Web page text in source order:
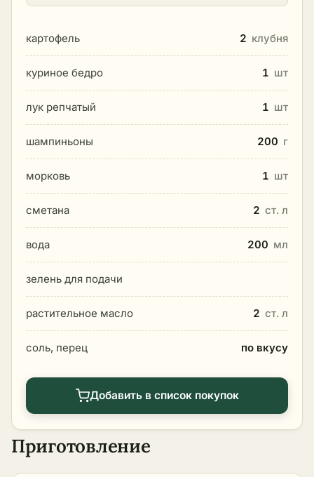
картофель 2 клубня
куриное бедро 1 шт
лук репчатый 1 шт
шампиньоны 200 г
морковь 1 шт
сметана 2 ст. л
вода 200 мл
зелень для подачи
растительное масло 2 ст. л
соль, перец по вкусу
Добавить в список покупок
Приготовление